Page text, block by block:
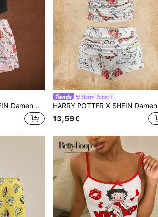
HARRY POTTER X SHEIN Damen Pyjama Set mit Buchstaben-Muster Camisole Top und Shorts
Harry Potter
13,59€